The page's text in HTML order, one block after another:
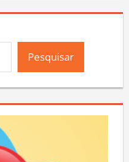
Pesquisar